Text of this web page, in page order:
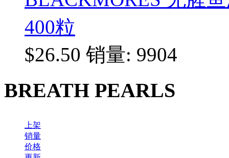
400粒
$26.50 销量: 9904
BREATH PEARLS
上架
销量
价格